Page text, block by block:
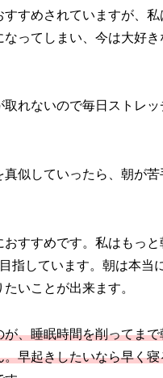
すすめされていますが、
なってしまい、今は大好
取れないので毎日ストレ
真似していったら、朝が苦
おすすめです。私はもっ
指しています。朝は本当
いことが出来ます。
が、睡眠時間を削ってま
。早起きしたいなら早く